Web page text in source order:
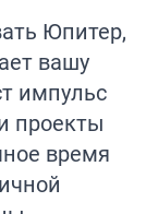
Юпитер,
вашу
импульс
проекты
время